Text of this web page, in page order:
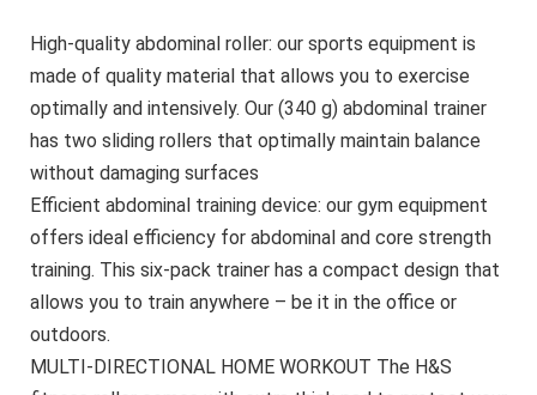
High-quality abdominal roller: our sports equipment is
made of quality material that allows you to exercise
optimally and intensively. Our (340 g) abdominal trainer
has two sliding rollers that optimally maintain balance
without damaging surfaces
Efficient abdominal training device: our gym equipment
offers ideal efficiency for abdominal and core strength
training. This six-pack trainer has a compact design that
allows you to train anywhere – be it in the office or
outdoors.
MULTI-DIRECTIONAL HOME WORKOUT The H&S